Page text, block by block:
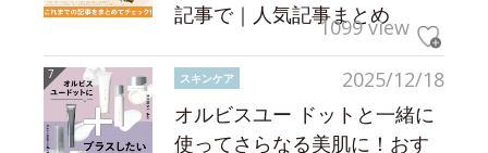
記事で｜人気記事まとめ
1099 view
2025/12/18
スキンケア
オルビスユー ドットと一緒に
使ってさらなる美肌に！おす